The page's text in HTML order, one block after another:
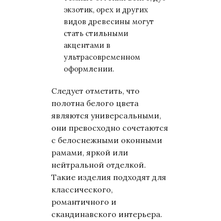
экзотик, орех и других
видов древесины могут
стать стильными
акцентами в
ультрасовременном
оформлении.
Следует отметить, что
полотна белого цвета
являются универсальными,
они превосходно сочетаются
с белоснежными оконными
рамами, яркой или
нейтральной отделкой.
Такие изделия подходят для
классического,
романтичного и
скандинавского интерьера.